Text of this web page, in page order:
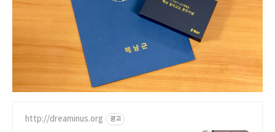
http://dreaminus.org 광고